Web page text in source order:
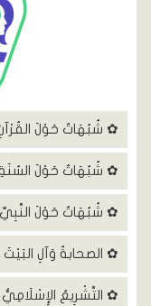
✿ شُبُهَاتٌ حَوْلَ
✿ شُبُهَاتٌ حَوْلَ
✿ شُبُهَاتٌ حَوْلَ النَّبِيِّ
✿ الصحابةُ وَآلِ البَيْتَ
✿ التَّشْرِيعُ الإِسْلَامِيُّ